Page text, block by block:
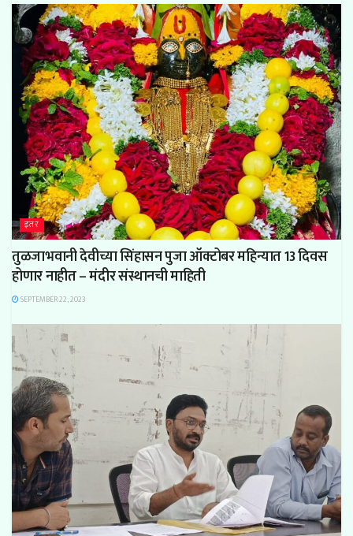
इतर
तुळजाभवानी देवीच्या सिंहासन पुजा ऑक्टोबर महिन्यात 13 दिवस
होणार नाहीत – मंदीर संस्थानची माहिती
SEPTEMBER 22, 2023